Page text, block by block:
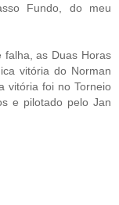
Fundo, do meu
falha, as Duas Horas
vitória do Norman
vitória foi no Torneio
e pilotado pelo Jan